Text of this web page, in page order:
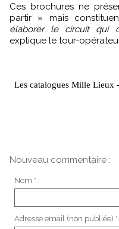
Ces brochures ne
partir » mais
élaborer le circuit qui
explique le tour-
Les catalogues Mille Lieux
Nouveau commentaire :
Nom * :
Adresse email (non publiée) *